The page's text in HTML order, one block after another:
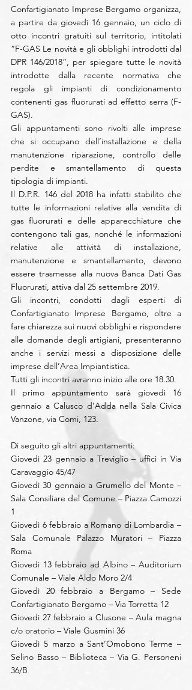
Confartigianato Imprese Bergamo organizza,
a partire da giovedì 16 gennaio, un ciclo di
otto incontri gratuiti sul territorio, intitolati
“F-GAS Le novità e gli obblighi introdotti dal
DPR 146/2018”, per spiegare tutte le novità
introdotte dalla recente normativa che
regola gli impianti di condizionamento
contenenti gas fluorurati ad effetto serra (F-
GAS).
Gli appuntamenti sono rivolti alle imprese
che si occupano dell’installazione e della
manutenzione riparazione, controllo delle
perdite e smantellamento di questa
tipologia di impianti.
Il D.P.R. 146 del 2018 ha infatti stabilito che
tutte le informazioni relative alla vendita di
gas fluorurati e delle apparecchiature che
contengono tali gas, nonché le informazioni
relative alle attività di installazione,
manutenzione e smantellamento, devono
essere trasmesse alla nuova Banca Dati Gas
Fluorurati, attiva dal 25 settembre 2019.
Gli incontri, condotti dagli esperti di
Confartigianato Imprese Bergamo, oltre a
fare chiarezza sui nuovi obblighi e rispondere
alle domande degli artigiani, presenteranno
anche i servizi messi a disposizione delle
imprese dell’Area Impiantistica.
Tutti gli incontri avranno inizio alle ore 18.30.
Il primo appuntamento sarà giovedì 16
gennaio a Calusco d’Adda nella Sala Civica
Vanzone, via Comi, 123.
Di seguito gli altri appuntamenti:
Giovedì 23 gennaio a Treviglio – uffici in Via
Caravaggio 45/47
Giovedì 30 gennaio a Grumello del Monte –
Sala Consiliare del Comune – Piazza Camozzi
1
Giovedì 6 febbraio a Romano di Lombardia –
Sala Comunale Palazzo Muratori – Piazza
Roma
Giovedì 13 febbraio ad Albino – Auditorium
Comunale – Viale Aldo Moro 2/4
Giovedì 20 febbraio a Bergamo – Sede
Confartigianato Bergamo – Via Torretta 12
Giovedì 27 febbraio a Clusone – Aula magna
c/o oratorio – Viale Gusmini 36
Giovedì 5 marzo a Sant’Omobono Terme –
Selino Basso – Biblioteca – Via G. Personeni
36/B